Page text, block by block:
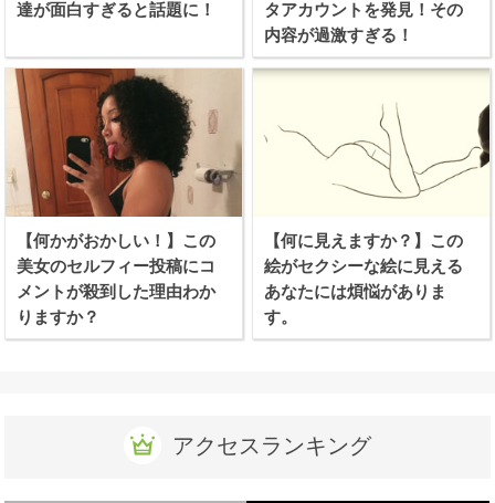
達が面白すぎると話題に！
タアカウントを発見！その
内容が過激すぎる！
【何かがおかしい！】この
美女のセルフィー投稿にコ
メントが殺到した理由わか
りますか？
【何に見えますか？】この
絵がセクシーな絵に見える
あなたには煩悩がありま
す。
アクセスランキング